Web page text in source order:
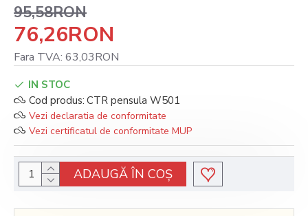
76,26RON
95,58RON
Fara TVA: 63,03RON
IN STOC
Cod produs: CTR pensula W501
Vezi declaratia de conformitate
Vezi certificatul de conformitate MUP
ADAUGĂ ÎN COŞ